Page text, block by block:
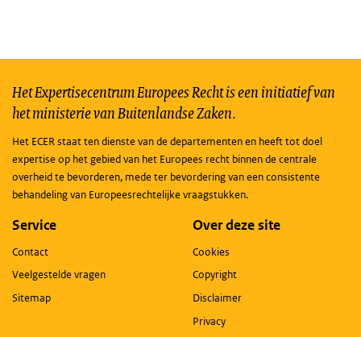
Het Expertisecentrum Europees Recht is een initiatief van
het ministerie van Buitenlandse Zaken.
Het ECER staat ten dienste van de departementen en heeft tot doel
expertise op het gebied van het Europees recht binnen de centrale
overheid te bevorderen, mede ter bevordering van een consistente
behandeling van Europeesrechtelijke vraagstukken.
Service
Contact
Veelgestelde vragen
Sitemap
Over deze site
Cookies
Copyright
Disclaimer
Privacy